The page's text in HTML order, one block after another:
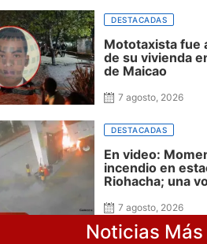
DESTACADAS
Mototaxista fue
de su vivienda
de Maicao
7 agosto, 2026
DESTACADAS
En video:
incendio en
Riohacha; una
reversa
7 agosto, 2026
Noticias